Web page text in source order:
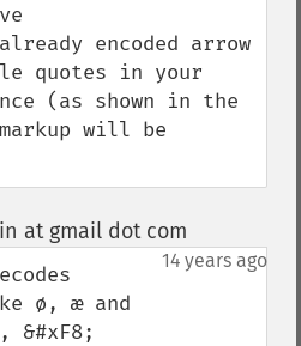
encoded arrow
quotes in your
(as shown in the
will be
at gmail dot com
14 years ago
ø, æ and
&#xF8;